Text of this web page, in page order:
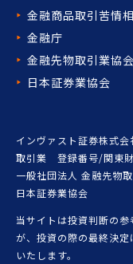
金融商品取引苦情
金融庁
金融先物取引業協会
日本証券業協会
インヴァスト証券株式
取引業 登録番号/関東
一般社団法人 金融先物
日本証券業協会
当サイトは投資判断の
が、投資の際の最終決
いたします。